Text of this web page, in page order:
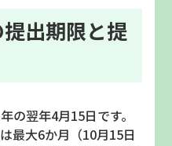
出期限と提
の翌年4月15日です。
最大6か月（10月15日